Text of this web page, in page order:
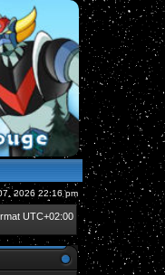
2026 22:16 pm
UTC+02:00